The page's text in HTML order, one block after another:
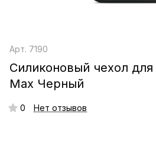
Арт. 7190
Силиконовый чехол для
Max Черный
0 Нет отзывов